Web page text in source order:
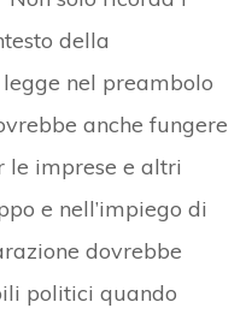
della
nel preambolo
anche fungere
le imprese e altri
e nell’impiego di
dovrebbe
politici quando